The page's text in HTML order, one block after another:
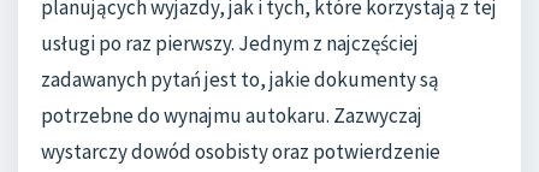
planujących wyjazdy, jak i tych, które korzystają z tej
usługi po raz pierwszy. Jednym z najczęściej
zadawanych pytań jest to, jakie dokumenty są
potrzebne do wynajmu autokaru. Zazwyczaj
wystarczy dowód osobisty oraz potwierdzenie